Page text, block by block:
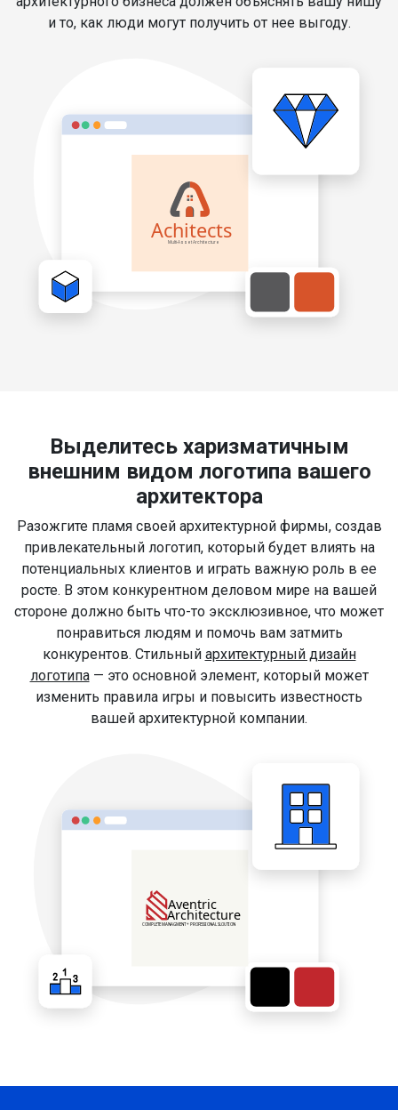
и то, как люди могут получить от нее выгоду.
Выделитесь харизматичным
внешним видом логотипа вашего
архитектора
Разожгите пламя своей архитектурной фирмы, создав
привлекательный логотип, который будет влиять на
потенциальных клиентов и играть важную роль в ее
росте. В этом конкурентном деловом мире на вашей
стороне должно быть что-то эксклюзивное, что может
понравиться людям и помочь вам затмить
конкурентов. Стильный архитектурный дизайн
логотипа— это основной элемент, который может
изменить правила игры и повысить известность
вашей архитектурной компании.